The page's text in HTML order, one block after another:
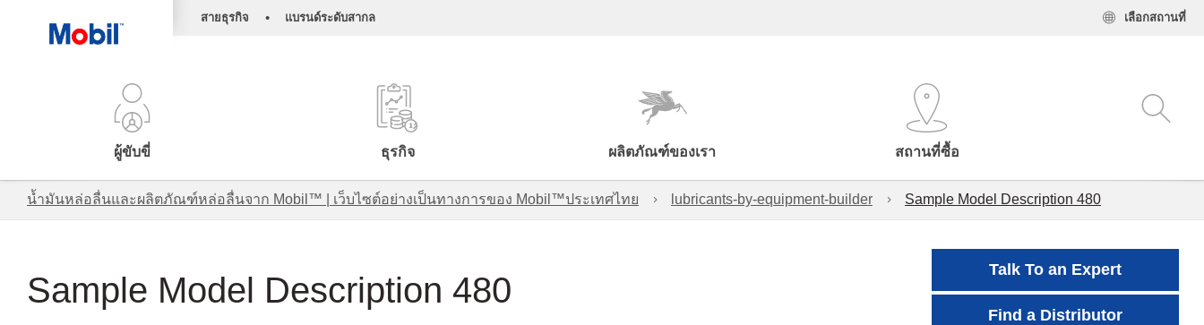
สายธุรกิจ • แบรนด์ระดับสากล เลือกสถานที่
ผู้ขับขี่ ธุรกิจ ผลิตภัณฑ์ของเรา สถานที่ซื้อ
น้ำมันหล่อลื่นและผลิตภัณฑ์หล่อลื่นจาก Mobil™ | เว็บไซต์อย่างเป็นทางการของ Mobil™ประเทศไทย lubricants-by-equipment-builder Sample Model Description 480
Sample Model Description 480
Talk To an Expert
Find a Distributor